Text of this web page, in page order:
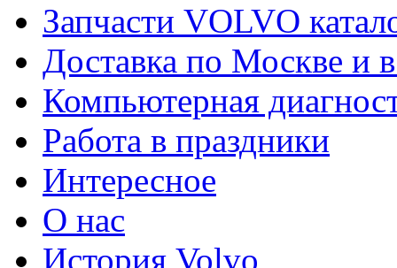
Запчасти VOLVO
Доставка по Москве и
Компьютерная
Работа в праздники
Интересное
О нас
История Volvo